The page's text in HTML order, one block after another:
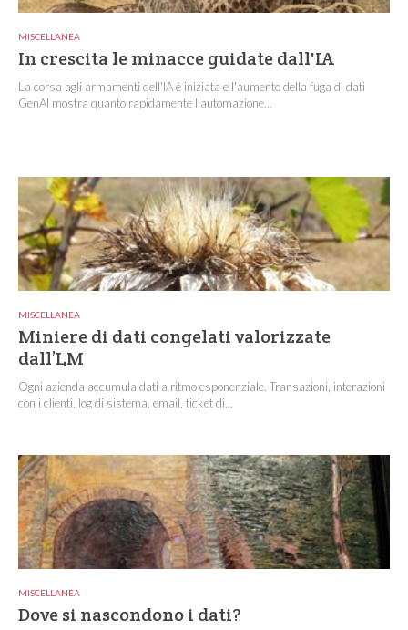
MISCELLANEA
In crescita le minacce guidate dall'IA
La corsa agli armamenti dell'IA è iniziata e l'aumento della fuga di dati
GenAI mostra quanto rapidamente l'automazione...
MISCELLANEA
Miniere di dati congelati valorizzate
dall’LM
Ogni azienda accumula dati a ritmo esponenziale. Transazioni, interazioni
con i clienti, log di sistema, email, ticket di...
MISCELLANEA
Dove si nascondono i dati?